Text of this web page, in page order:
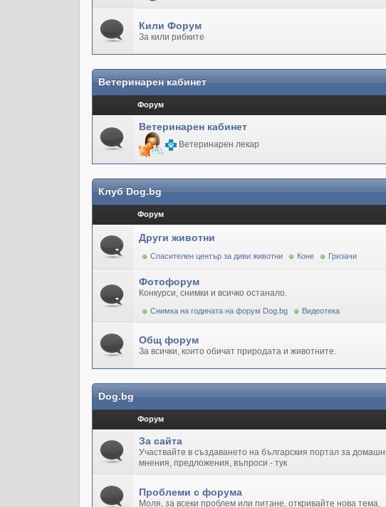
Кили Форум
За кили рибките
Ветеринарен кабинет
Форум
Ветеринарен кабинет
Ветеринарен лекар
Клуб Dog.bg
Форум
Други животни
Спасителен център за диви животни Коне Гризачи
Фотофорум
Конкурси, снимки и всичко останало.
Снимка на годината на форум Dog.bg Видеотека
Общ форум
За всички, които обичат природата и животните.
Dog.bg
Форум
За сайта
Участвайте в създаването на българския портал за
мнения, предложения, въпроси - тук
Проблеми с форума
Моля, за всеки проблем или питане, откривайте нова тема.